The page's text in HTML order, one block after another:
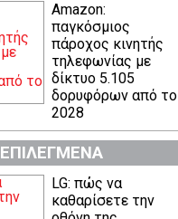
Amazon:
παγκόσμιος
πάροχος κινητής
τηλεφωνίας με
δίκτυο 5.105
δορυφόρων από το
2028
ΕΠΙΛΕΓΜΕΝΑ
LG: πώς να
καθαρίσετε την